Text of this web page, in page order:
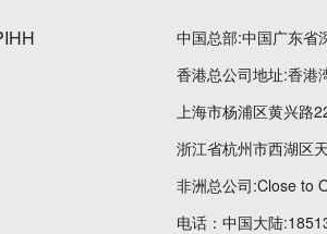
中国总部:中国广东省
香港总公司地址:香港
上海市杨浦区黄兴路
浙江省杭州市西湖区
非洲总公司:Close to
电话：中国大陆